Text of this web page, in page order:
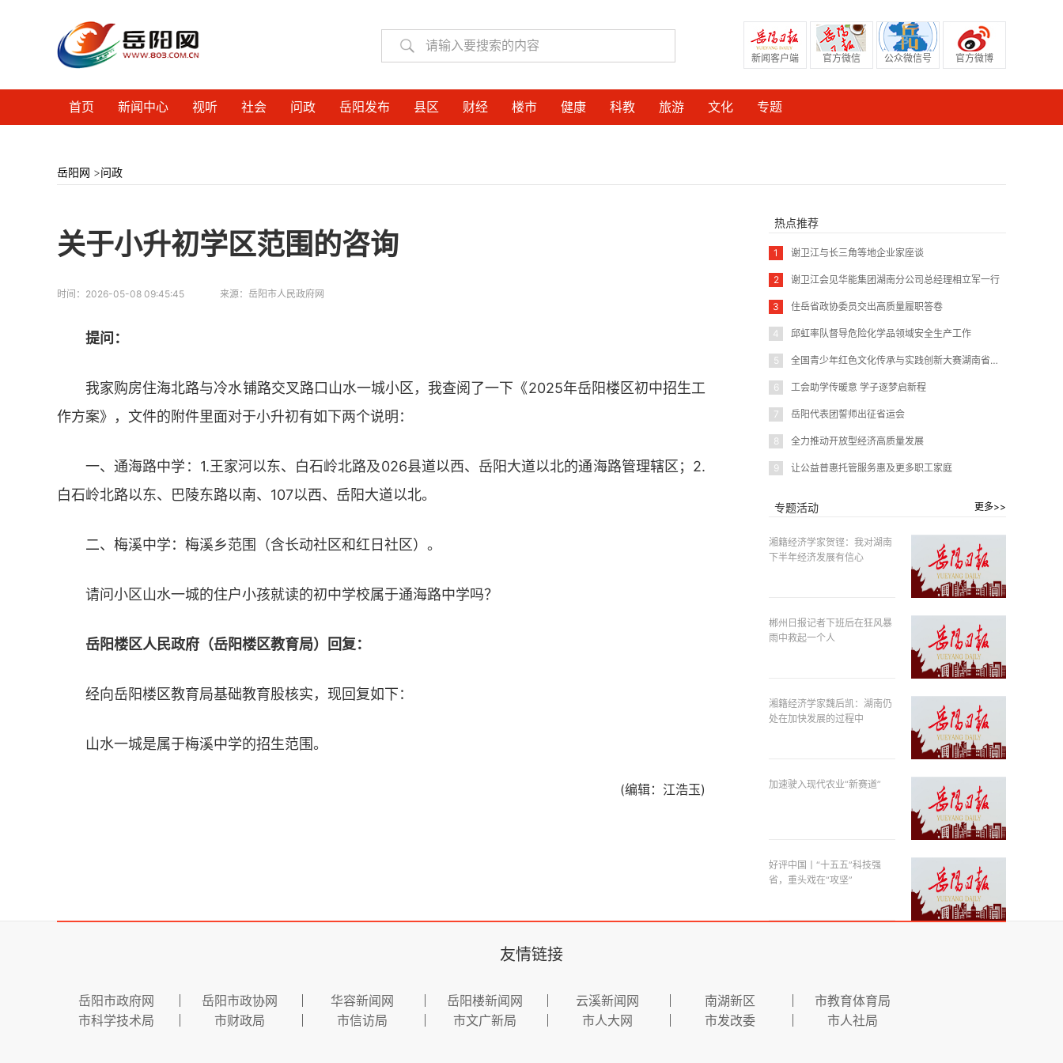
新闻客户端 官方微信 公众微信号 官方微博
首页 新闻中心 视听 社会 问政 岳阳发布 县区 财经 楼市 健康 科教 旅游 文化 专题
岳阳网 >问政
关于小升初学区范围的咨询
时间： 2026-05-08 09:45:45 来源： 岳阳市人民政府网
提问：
我家购房住海北路与冷水铺路交叉路口山水一城小区，我查阅了一下《2025年岳阳楼区初中招生工
作方案》，文件的附件里面对于小升初有如下两个说明：
一、通海路中学： 1.王家河以东、白石岭北路及026县道以西、岳阳大道以北的通海路管理辖区； 2.
白石岭北路以东、巴陵东路以南、107以西、岳阳大道以北。
二、梅溪中学： 梅溪乡范围（含长动社区和红日社区）。
请问小区山水一城的住户小孩就读的初中学校属于通海路中学吗？
岳阳楼区人民政府（岳阳楼区教育局）回复：
经向岳阳楼区教育局基础教育股核实，现回复如下：
山水一城是属于梅溪中学的招生范围。
(编辑：江浩玉)
热点推荐
1 谢卫江与长三角等地企业家座谈
2 谢卫江会见华能集团湖南分公司总经理相立军一行
3 住岳省政协委员交出高质量履职答卷
4 邱虹率队督导危险化学品领域安全生产工作
5 全国青少年红色文化传承与实践创新大赛湖南省赛在岳阳圆满闭幕
6 工会助学传暖意 学子逐梦启新程
7 岳阳代表团誓师出征省运会
8 全力推动开放型经济高质量发展
9 让公益普惠托管服务惠及更多职工家庭
专题活动 更多>>
湘籍经济学家贺铿：我对湖南
下半年经济发展有信心
郴州日报记者下班后在狂风暴
雨中救起一个人
湘籍经济学家魏后凯：湖南仍
处在加快发展的过程中
加速驶入现代农业“新赛道”
好评中国丨“十五五”科技强
省，重头戏在“攻坚”
友情链接
岳阳市政府网 岳阳市政协网 华容新闻网 岳阳楼新闻网 云溪新闻网 南湖新区
市教育体育局
市科学技术局
市财政局 市信访局 市文广新局 市人大网 市发改委 市人社局